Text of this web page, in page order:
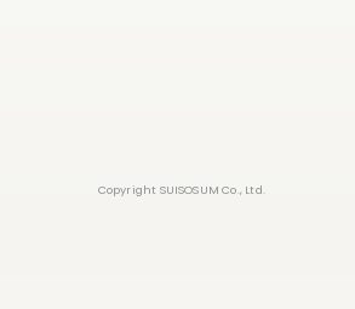
Copyright SUISOSUM Co., Ltd.